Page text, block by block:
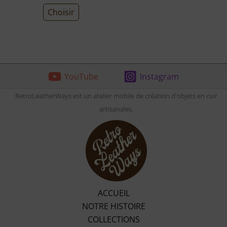
Choisir
du
produit
YouTube Instagram
RetroLeatherWays est un atelier mobile de création d'objets en cuir
artisanales.
ACCUEIL
NOTRE HISTOIRE
COLLECTIONS